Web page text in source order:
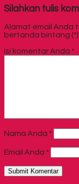
Silahkan tulis
Alamat email Anda
bertanda bintang (*)
Isi komentar Anda *
Nama Anda *
Email Anda *